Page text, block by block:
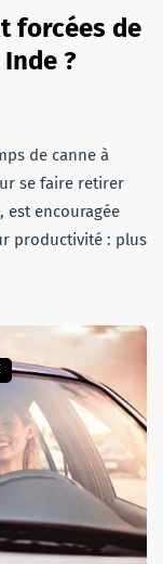
forcées de
?
de canne à
se faire retirer
est encouragée
productivité : plus